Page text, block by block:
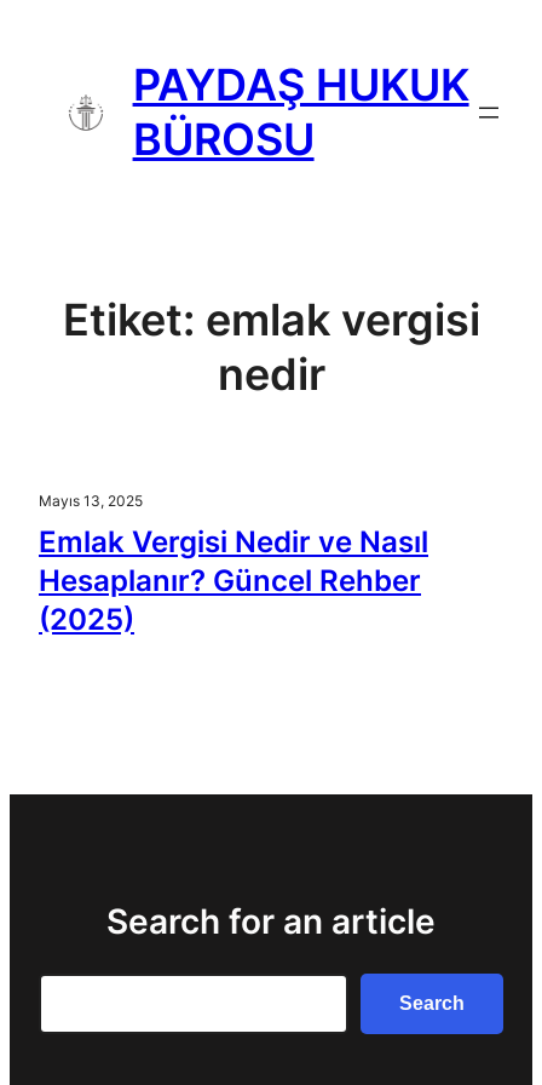
PAYDAŞ HUKUK
BÜROSU
Etiket: emlak vergisi
nedir
Mayıs 13, 2025
Emlak Vergisi Nedir ve Nasıl
Hesaplanır? Güncel Rehber
(2025)
Search for an article
Search